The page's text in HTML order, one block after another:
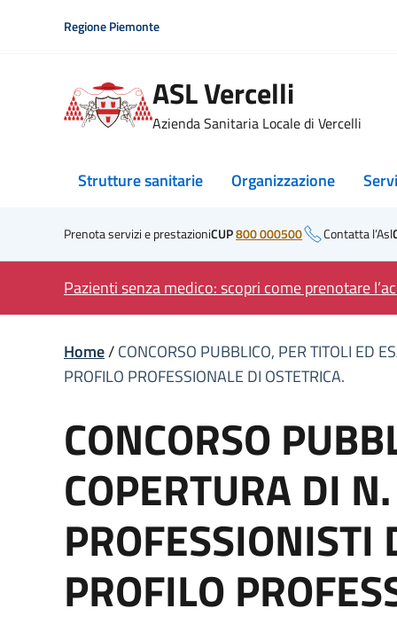
Regione Piemonte
ASL Vercelli
Azienda Sanitaria Locale di Vercelli
Strutture sanitarie Organizzazione
Prenota servizi e prestazioniCUP800 000500 Contatta l’Asl
Pazienti senza medico: scopri come prenotare
Home/CONCORSO PUBBLICO, PER TITOLI ED
PROFILO PROFESSIONALE DI OSTETRICA.
CONCORSO
COPERTURA DI
PROFILO